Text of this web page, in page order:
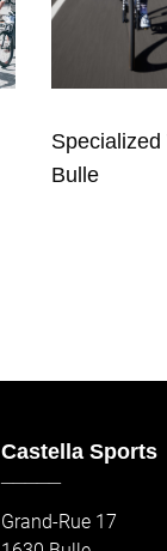
Specialized
Bulle
Castella Sports
Grand-Rue 17